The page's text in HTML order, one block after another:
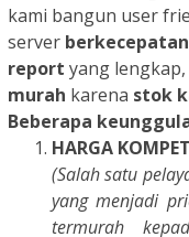
kami bangun user
server
report yang lengkap,
murah karena stok
Beberapa
HARGA
(Salah satu
yang menjadi
termurah